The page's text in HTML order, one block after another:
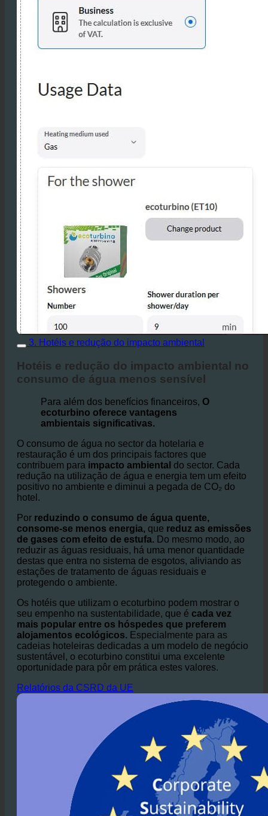
Hotéis e redução do impacto ambiental no
consumo de água menos sensível
Para além dos benefícios financeiros,
ecoturbino oferece vantagens
O consumo de água no sector da hotelaria e
restauração é um dos principais factores que
contribuem paraimpacto ambientaldo sector. Cada
redução na utilização de água e energia tem um efeito
positivo no ambiente e diminui a pegada de CO₂ do
Porreduzindo o consumo de água quente,
consome-se menos energia,quereduz as emissões
de gases com efeito de estufa.Do mesmo modo, ao
reduzir as águas residuais, há uma menor quantidade
destas que entra no sistema de esgotos, aliviando as
estações de tratamento de águas residuais e
Os hotéis que utilizam o ecoturbino podem mostrar o
seu empenho na sustentabilidade, que écada vez
mais popular entre os hóspedes que preferem
alojamentos ecológicos.Especialmente para as
cadeias hoteleiras dedicadas a um modelo de negócio
sustentável, o ecoturbino constitui uma excelente
Relatórios da CSRD da UE